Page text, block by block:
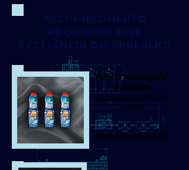
Reconhecimento
adquirido pela
excelência do trabalho
Prêmio Tecnologia &
Qualidade
Saponáceo Cremoso
Assolan
Embanews 2007